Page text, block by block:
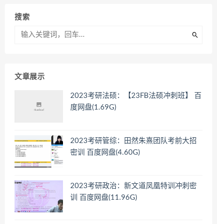
搜索
文章展示
2023考研法硕：【23FB法硕冲刺班】 百
度网盘(1.69G)
2023考研管综：田然朱熹团队考前大招
密训 百度网盘(4.60G)
2023考研政治：新文道凤凰特训冲刺密
训 百度网盘(11.96G)